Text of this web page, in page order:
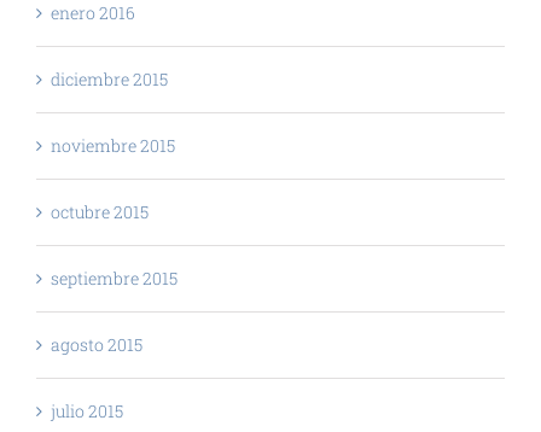
enero 2016
diciembre 2015
noviembre 2015
octubre 2015
septiembre 2015
agosto 2015
julio 2015